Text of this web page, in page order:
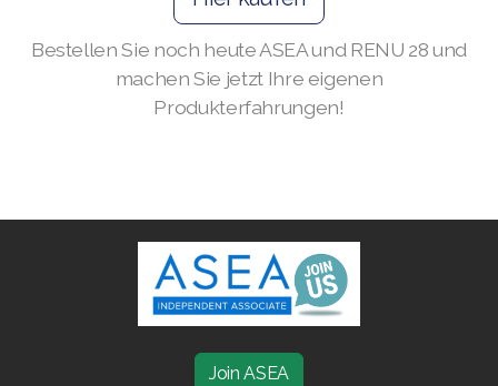
Bestellen Sie noch heute ASEA und RENU 28 und
machen Sie jetzt Ihre eigenen
Produkterfahrungen!
Join ASEA
Join ASEA Canada (English)
JOIN ASEA Croatia (Hrvatski)
Join ASEA Finland (Suomi)
Join ASEA France (Français)
Join ASEA Germany (Deutsch)